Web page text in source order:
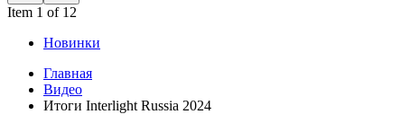
Item 1 of 12
Новинки
Главная
Видео
Итоги Interlight Russia 2024